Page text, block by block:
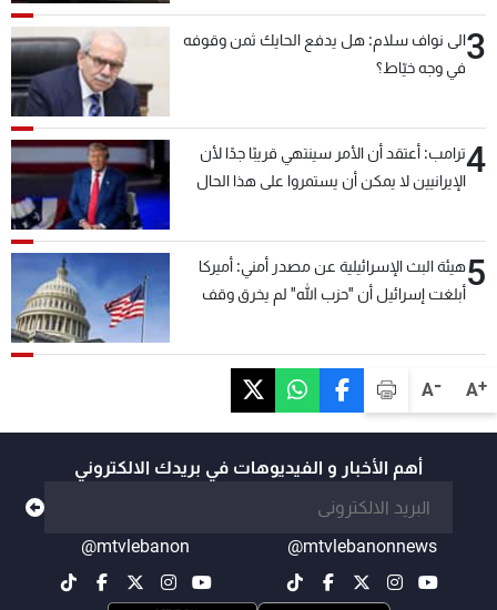
A+
A-
3الى نواف سلام: هل يدفع الحايك ثمن وقوفه
في وجه خيّاط؟
4ترامب: أعتقد أن الأمر سينتهي قريبًا جدًا لأن
الإيرانيين لا يمكن أن يستمروا على هذا الحال
5هيئة البث الإسرائيلية عن مصدر أمني: أميركا
أبلغت إسرائيل أن "حزب الله" لم يخرق وقف
أهم الأخبار و الفيديوهات في بريدك الالكتروني
@mtvlebanonnews
@mtvlebanon